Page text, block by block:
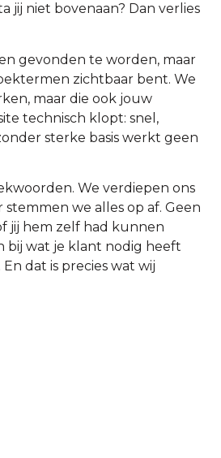
jij niet bovenaan? Dan verlies
gevonden te worden, maar
zichtbaar bent. We
maar die ook jouw
technisch klopt: snel,
sterke basis werkt geen
We verdiepen ons
we alles op af. Geen
jij hem zelf had kunnen
bij wat je klant nodig heeft
En dat is precies wat wij